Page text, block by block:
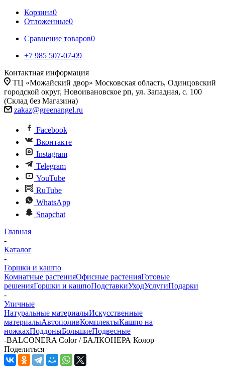
Корзина0
Отложенные0
Сравнение товаров0
+7 985 507-07-09
Контактная информация
ТЦ «Можайский двор» Московская область, Одинцовский
городской округ, Новоивановское рп, ул. Западная, с. 100
(Склад без Магазина)
zakaz@greenangel.ru
Facebook
Вконтакте
Instagram
Telegram
YouTube
RuTube
WhatsApp
Snapchat
Главная
-
Каталог
-
Горшки и кашпо
Комнатные растенияОфисные растенияГотовые
решенияГоршки и кашпоПодставкиУходУслугиПодарки
-
Уличные
Натуральные материалыИскусственные
материалыАвтополивКомплектыКашпо на
ножкахПоддоныБольшиеПодвесные
-BALCONERA Color / БАЛКОНЕРА Колор
Поделиться